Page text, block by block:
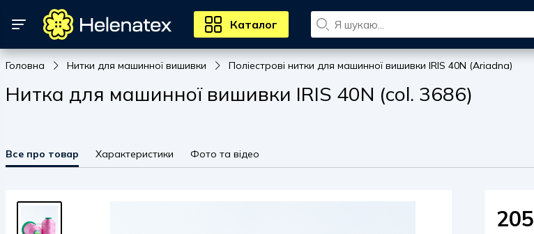
Каталог
Головна Нитки для машинної вишивки Поліестрові нитки для машинної вишивки IRIS 40N (Ariadna)
Нитка для машинної вишивки IRIS 40N (col. 3686)
Все про товар Характеристики Фото та відео
205